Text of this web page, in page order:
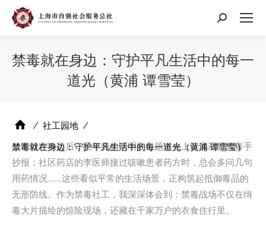
搜
禁毒就在身边：守护平凡生活中的每一
道光（黄浦 谭雪莹）
⁄ 社工园地 ⁄
禁毒就在身边：守护平凡生活中的每一道光（黄浦 谭雪莹）
放学铃声响起后，五年级的明明在主题班会上认真画着禁毒手
抄报；社区药店的李医师接过咳嗽患者药方时，总会多问几句
用药情况……这些看似平常的生活场景，正构筑起抵御毒品的
无形防线。作为禁毒社工，我深深体会到：禁毒战场不仅在缉
毒大片描绘的惊险现场，还藏在千家万户的衣食住行里。